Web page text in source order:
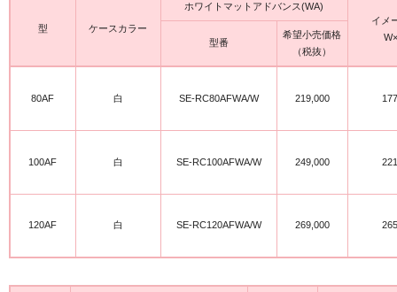
型 ケースカラー
ホワイトマットアドバンス(WA)
イメ
型番
希望小売価格
（税抜）
80AF 白 SE-RC80AFWA/W 219,000
100AF 白 SE-RC100AFWA/W 249,000
120AF 白 SE-RC120AFWA/W 269,000